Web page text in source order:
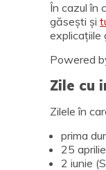
În cazul în
găsești și
explicațiile
Powered
Zile cu
Zilele în
prima
25
2 iunie